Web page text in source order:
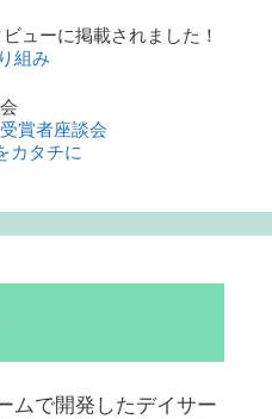
ーに掲載されました！
組み
賞者座談会
タチに
で開発したデイサー